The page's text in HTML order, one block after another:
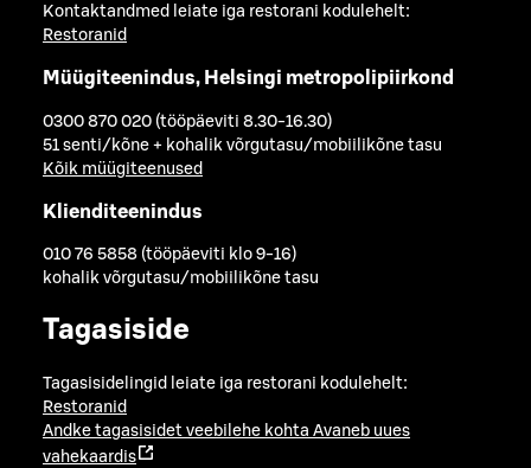
Kontaktandmed leiate iga restorani kodulehelt:
Restoranid
Müügiteenindus, Helsingi metropolipiirkond
0300 870 020 (tööpäeviti 8.30-16.30)
51 senti/kõne + kohalik võrgutasu/mobiilikõne tasu
Kõik müügiteenused
Klienditeenindus
010 76 5858 (tööpäeviti klo 9-16)
kohalik võrgutasu/mobiilikõne tasu
Tagasiside
Tagasisidelingid leiate iga restorani kodulehelt:
Restoranid
Andke tagasisidet veebilehe kohta Avaneb uues
vahekaardis